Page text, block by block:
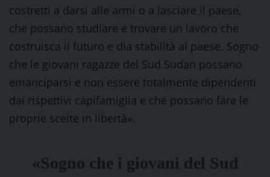
costretti a darsi alle armi o a lasciare il paese,
che possano studiare e trovare un lavoro che
costruisca il futuro e dia stabilità al paese. Sogno
che le giovani ragazze del Sud Sudan possano
emanciparsi e non essere totalmente dipendenti
dai rispettivi capifamiglia e che possano fare le
proprie scelte in libertà».
«Sogno che i giovani del Sud